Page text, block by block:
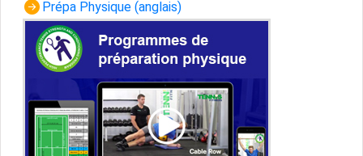
Prépa Physique (anglais)